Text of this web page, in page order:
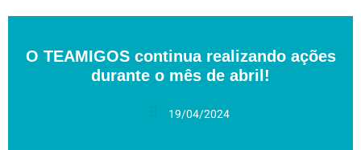
O TEAMIGOS continua realizando ações
durante o mês de abril!
19/04/2024